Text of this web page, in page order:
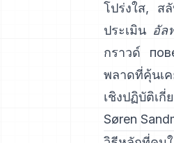
โปร่งใส, ส
ประเมิน อัล
กราวด์
พลาดที่คุ้นเ
เชิงปฏิบัติเ
Søren